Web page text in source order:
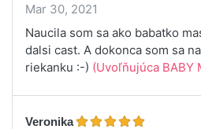
Mar 30, 2021
Naucila som sa ako babatko
dalsi cast. A dokonca som sa
riekanku :-) (Uvoľňujúca BABY
Veronika